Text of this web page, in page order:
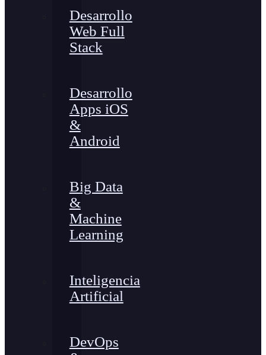
Desarrollo
Web Full
Stack
Desarrollo
Apps iOS
&
Android
Big Data
&
Machine
Learning
Inteligencia
Artificial
DevOps